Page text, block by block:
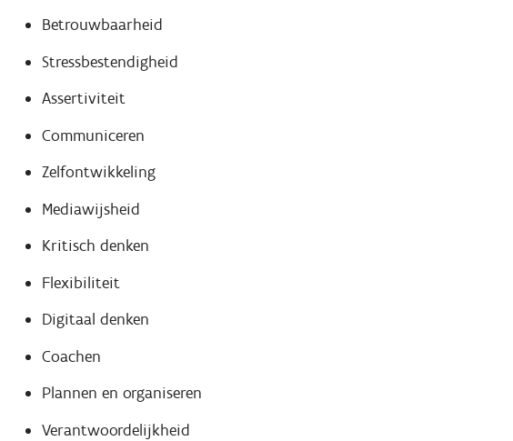
Betrouwbaarheid
Stressbestendigheid
Assertiviteit
Communiceren
Zelfontwikkeling
Mediawijsheid
Kritisch denken
Flexibiliteit
Digitaal denken
Coachen
Plannen en organiseren
Verantwoordelijkheid